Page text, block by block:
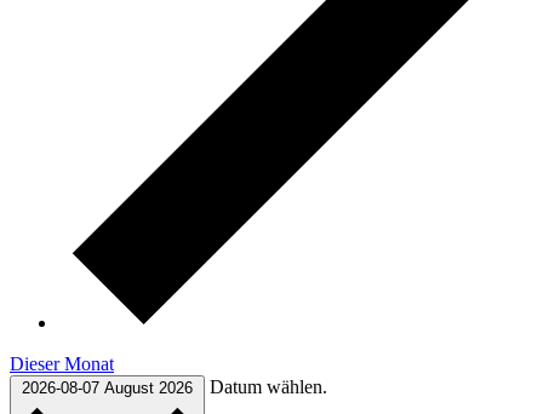
Dieser Monat
2026-08-07 August 2026 Datum wählen.